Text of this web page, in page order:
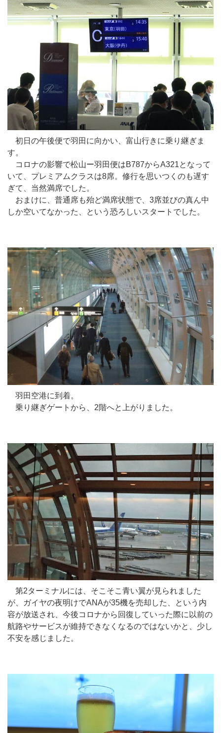
初日の午後便で羽田に向かい、富山行きに乗り継ぎま
す。
コロナの影響で松山ー羽田便はB787からA321となって
いて、プレミアムクラスは8席。修行を思いつくのも遅す
ぎて、当然満席でした。
おまけに、普通席も殆ど満席状態で、3席並びの真ん中
しか空いてなかった、という恐ろしいスタートでした。
羽田空港に到着。
乗り継ぎゲートから、2階へと上がりました。
第2ターミナルには、そこそこ青い翼が見られました
が、ガイヤの夜明けでANAが35機を売却した、という内
容が放送され、今後コロナから回復していった際に以前の
航路やサービスが維持できなくなるのではないかと、少し
不安を感じました。